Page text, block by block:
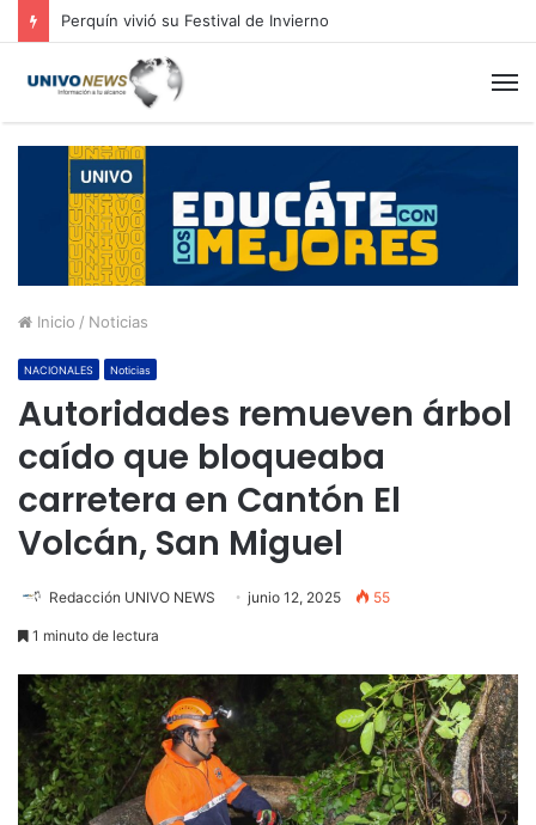
Perquín vivió su Festival de Invierno
Inicio / Noticias
NACIONALES Noticias
Autoridades remueven árbol
caído que bloqueaba
carretera en Cantón El
Volcán, San Miguel
Redacción UNIVO NEWS junio 12, 2025 55
1 minuto de lectura